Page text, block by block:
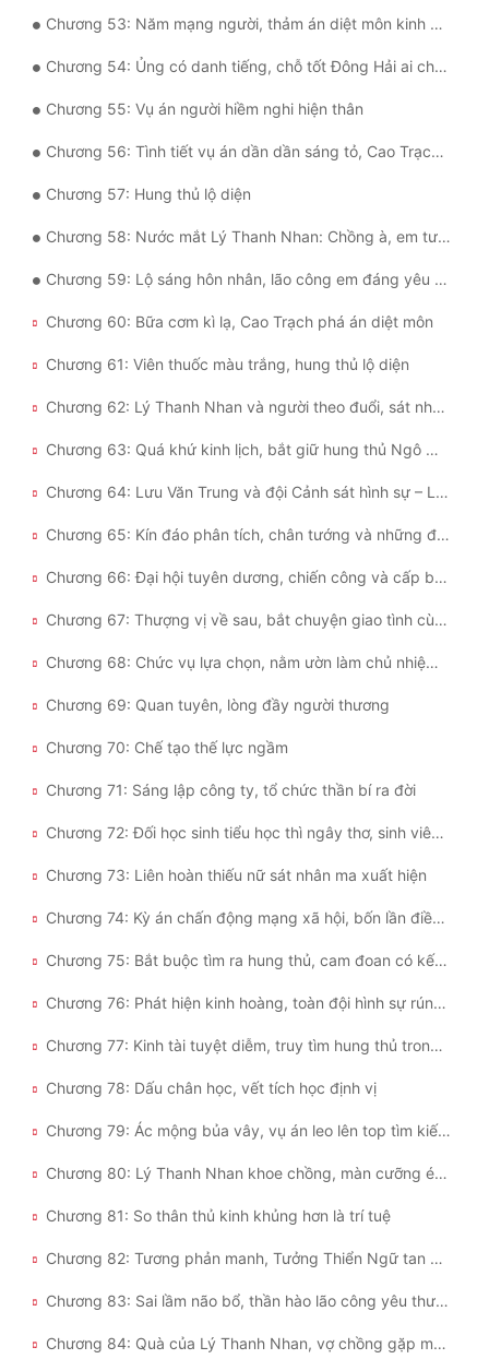
Chương 53: Năm mạng người, thảm án diệt môn kinh hoàng
Chương 54: Ủng có danh tiếng, chỗ tốt Đông Hải ai chẳng biết!
Chương 55: Vụ án người hiềm nghi hiện thân
Chương 56: Tình tiết vụ án dần dần sáng tỏ, Cao Trạch đưa ra phán đoán.
Chương 57: Hung thủ lộ diện
Chương 58: Nước mắt Lý Thanh Nhan: Chồng à, em tưởng anh không cần em nữa
Chương 59: Lộ sáng hôn nhân, lão công em đáng yêu không?
Chương 60: Bữa cơm kì lạ, Cao Trạch phá án diệt môn
Chương 61: Viên thuốc màu trắng, hung thủ lộ diện
Chương 62: Lý Thanh Nhan và người theo đuổi, sát nhân ma liên hoàn vụ án thiếu nữ
Chương 63: Quá khứ kinh lịch, bắt giữ hung thủ Ngô Minh Quân
Chương 64: Lưu Văn Trung và đội Cảnh sát hình sự – Lời cảm ơn
Chương 65: Kín đáo phân tích, chân tướng và những điểm đáng ngờ
Chương 66: Đại hội tuyên dương, chiến công và cấp bậc của Cao Trạch
Chương 67: Thượng vị về sau, bắt chuyện giao tình cùng quan hệ
Chương 68: Chức vụ lựa chọn, nằm ườn làm chủ nhiệm phòng?
Chương 69: Quan tuyên, lòng đầy người thương
Chương 70: Chế tạo thế lực ngầm
Chương 71: Sáng lập công ty, tổ chức thần bí ra đời
Chương 72: Đối học sinh tiểu học thì ngây thơ, sinh viên thì vừa vặn
Chương 73: Liên hoàn thiếu nữ sát nhân ma xuất hiện
Chương 74: Kỳ án chấn động mạng xã hội, bốn lần điều tra vẫn bí ẩn
Chương 75: Bắt buộc tìm ra hung thủ, cam đoan có kết quả
Chương 76: Phát hiện kinh hoàng, toàn đội hình sự rúng động
Chương 77: Kinh tài tuyệt diễm, truy tìm hung thủ trong hai mươi triệu người
Chương 78: Dấu chân học, vết tích học định vị
Chương 79: Ác mộng bủa vây, vụ án leo lên top tìm kiếm nóng
Chương 80: Lý Thanh Nhan khoe chồng, màn cưỡng ép bất đắc dĩ
Chương 81: So thân thủ kinh khủng hơn là trí tuệ
Chương 82: Tương phản manh, Tưởng Thiển Ngữ tan nát cõi lòng
Chương 83: Sai lầm não bổ, thần hào lão công yêu thương trăm phần trăm
Chương 84: Quà của Lý Thanh Nhan, vợ chồng gặp mặt, chị em hội ngộ